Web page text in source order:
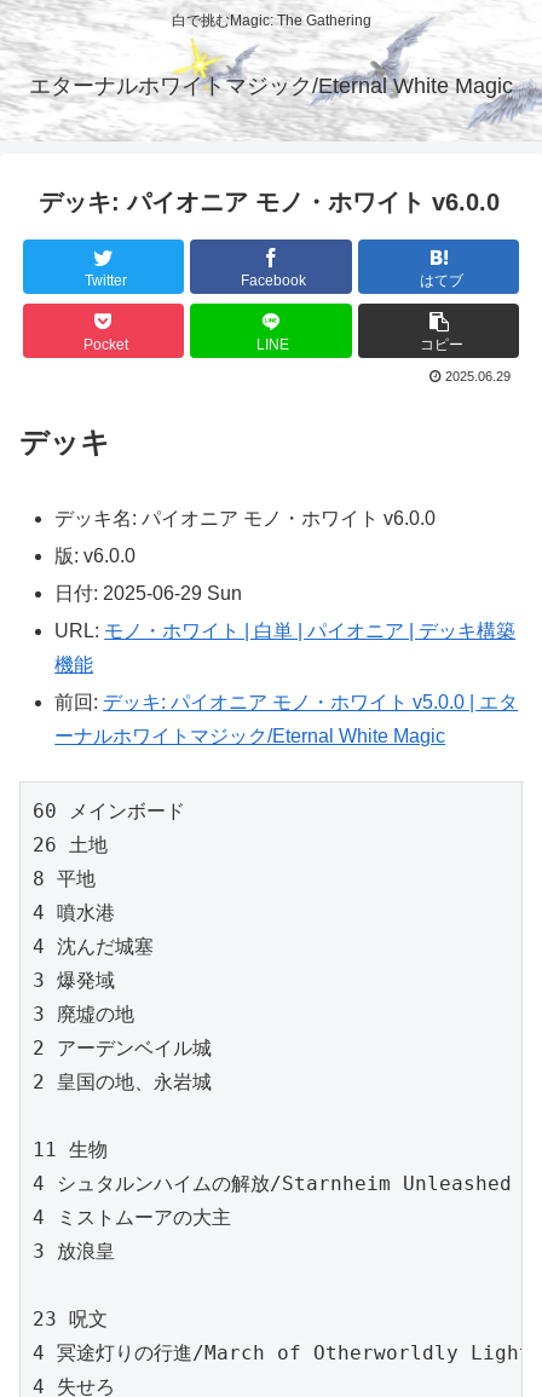
白で挑むMagic: The Gathering
エターナルホワイトマジック/Eternal White Magic
デッキ: パイオニア モノ・ホワイト v6.0.0
Twitter Facebook はてブ
Pocket LINE コピー
2025.06.29
デッキ
デッキ名: パイオニア モノ・ホワイト v6.0.0
版: v6.0.0
日付: 2025-06-29 Sun
URL: モノ・ホワイト | 白単 | パイオニア | デッキ構築
機能
前回: デッキ: パイオニア モノ・ホワイト v5.0.0 | エタ
ーナルホワイトマジック/Eternal White Magic
60 メインボード
26 土地
8 平地
4 噴水港
4 沈んだ城塞
3 爆発域
3 廃墟の地
2 アーデンベイル城
2 皇国の地、永岩城
11 生物
4 シュタルンハイムの解放/Starnheim Unleashed
4 ミストムーアの大主
3 放浪皇
23 呪文
4 冥途灯りの行進/March of Otherworldly Light
4 失せろ